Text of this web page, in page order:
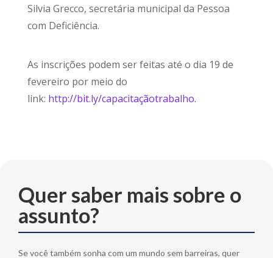
Silvia Grecco, secretária municipal da Pessoa
com Deficiência.
As inscrições podem ser feitas até o dia 19 de
fevereiro por meio do
link: http://bit.ly/capacitaçãotrabalho.
Quer saber mais sobre o
assunto?
Se você também sonha com um mundo sem barreiras, quer